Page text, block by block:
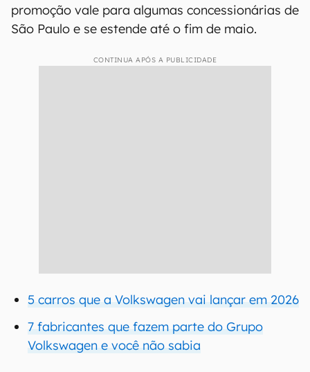
promoção vale para algumas concessionárias de
São Paulo e se estende até o fim de maio.
CONTINUA APÓS A PUBLICIDADE
5 carros que a Volkswagen vai lançar em 2026
7 fabricantes que fazem parte do Grupo
Volkswagen e você não sabia